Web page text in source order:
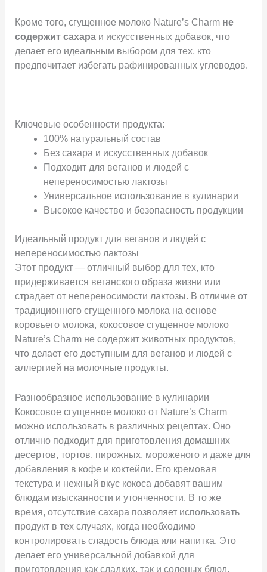
Кроме того, сгущенное молоко Nature’s Charm не
содержит сахараи искусственных добавок, что
делает его идеальным выбором для тех, кто
предпочитает избегать рафинированных углеводов.
Ключевые особенности продукта:
100% натуральный состав
Без сахара и искусственных добавок
Подходит для веганов и людей с
непереносимостью лактозы
Универсальное использование в кулинарии
Высокое качество и безопасность продукции
Идеальный продукт для веганов и людей с
непереносимостью лактозы
Этот продукт — отличный выбор для тех, кто
придерживается веганского образа жизни или
страдает от непереносимости лактозы. В отличие от
традиционного сгущенного молока на основе
коровьего молока, кокосовое сгущенное молоко
Nature’s Charm не содержит животных продуктов,
что делает его доступным для веганов и людей с
аллергией на молочные продукты.
Разнообразное использование в кулинарии
Кокосовое сгущенное молоко от Nature’s Charm
можно использовать в различных рецептах. Оно
отлично подходит для приготовления домашних
десертов, тортов, пирожных, мороженого и даже для
добавления в кофе и коктейли. Его кремовая
текстура и нежный вкус кокоса добавят вашим
блюдам изысканности и утонченности. В то же
время, отсутствие сахара позволяет использовать
продукт в тех случаях, когда необходимо
контролировать сладость блюда или напитка. Это
делает его универсальной добавкой для
приготовления как сладких, так и соленых блюд.